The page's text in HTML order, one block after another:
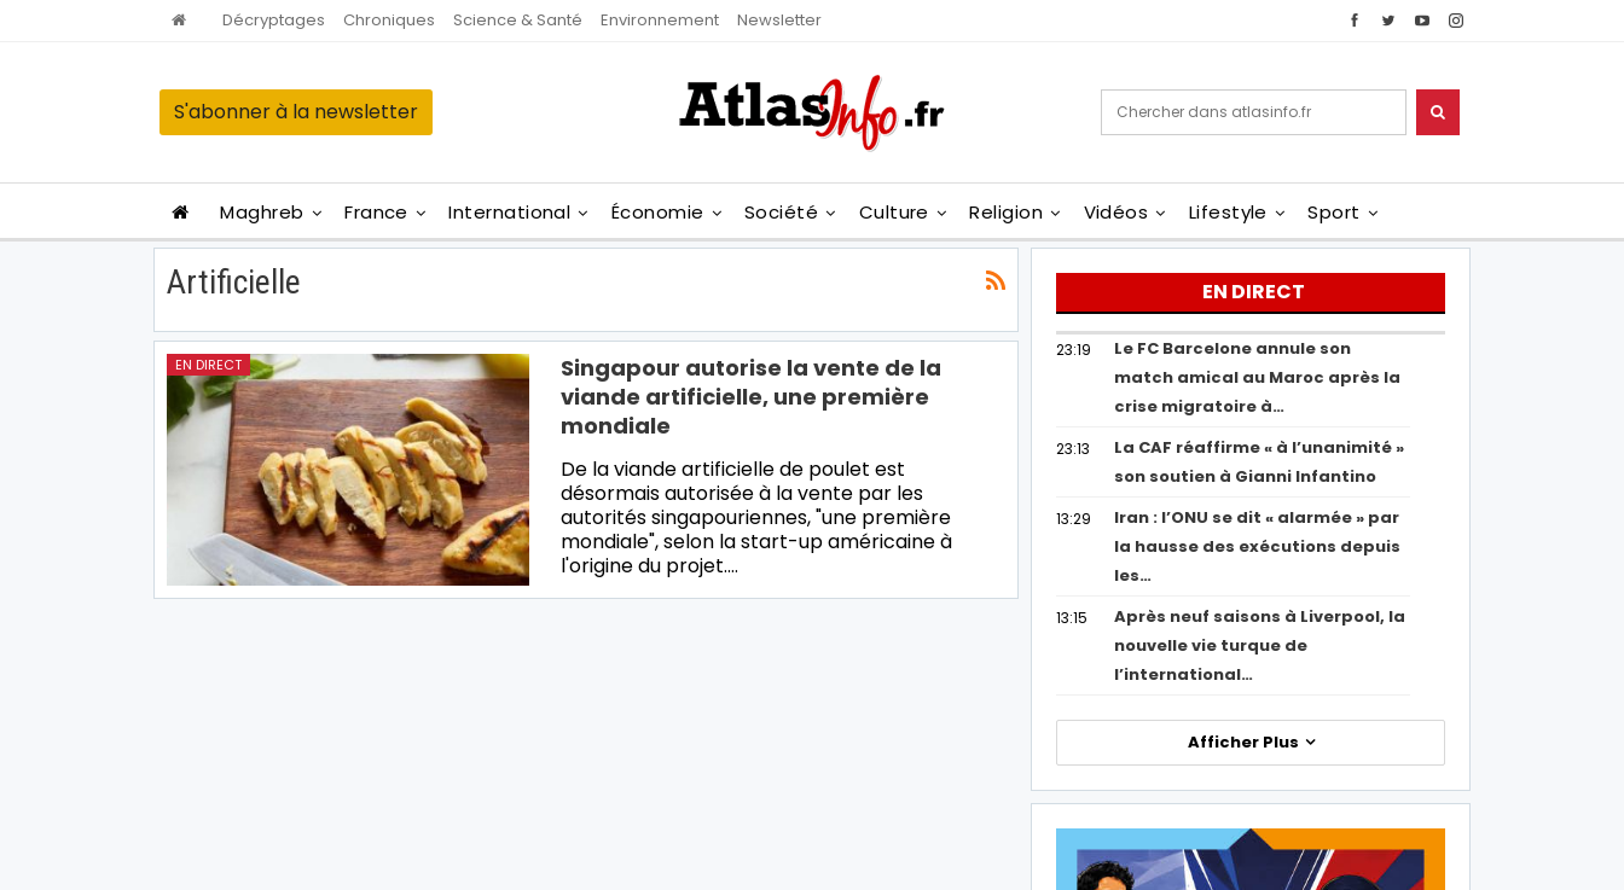
Décryptages Chroniques Science & Santé Environnement Newsletter
S'abonner à la newsletter
Maghreb France International Économie Société Culture Religion Vidéos Lifestyle Sport
Artificielle
EN DIRECT
Singapour autorise la vente de la
viande artificielle, une première
mondiale
De la viande artificielle de poulet est
désormais autorisée à la vente par les
autorités singapouriennes, "une première
mondiale", selon la start-up américaine à
l'origine du projet.…
EN DIRECT
23:19
Le FC Barcelone annule son
match amical au Maroc après la
crise migratoire à…
23:13
La CAF réaffirme « à l’unanimité »
son soutien à Gianni Infantino
13:29
Iran : l’ONU se dit « alarmée » par
la hausse des exécutions depuis
les…
13:15
Après neuf saisons à Liverpool, la
nouvelle vie turque de
l’international…
Afficher Plus